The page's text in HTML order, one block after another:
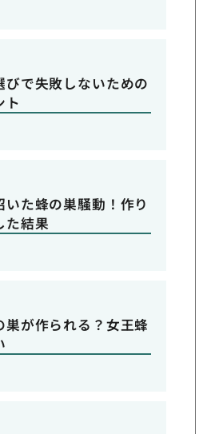
びで失敗しないための
ト
た蜂の巣騒動！作り
た結果
巣が作られる？女王蜂